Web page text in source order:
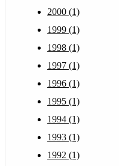
2000 (1)
1999 (1)
1998 (1)
1997 (1)
1996 (1)
1995 (1)
1994 (1)
1993 (1)
1992 (1)